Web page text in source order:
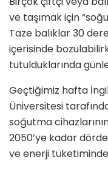
ve taşımak için
Taze balıklar 30
içerisinde
tutulduklarında
Geçtiğimiz hafta
Üniversitesi
soğutma
2050’ye kadar
ve enerji